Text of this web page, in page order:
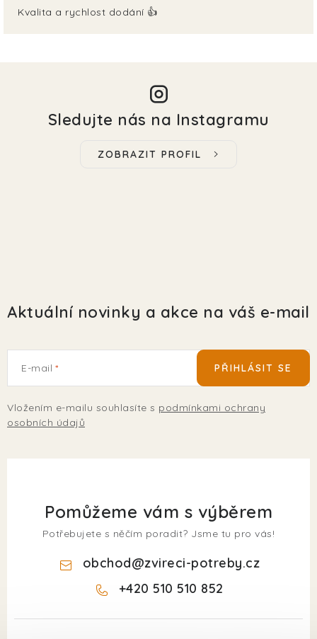
Kvalita a rychlost dodání 👍
Sledujte nás na Instagramu
ZOBRAZIT PROFIL
Aktuální novinky a akce na váš e-mail
E-mail
Vložením e-mailu souhlasíte s podmínkami ochrany
osobních údajů
PŘIHLÁSIT SE
Pomůžeme vám s výběrem
Potřebujete s něčím poradit? Jsme tu pro vás!
obchod@zvireci-potreby.cz
+420 510 510 852